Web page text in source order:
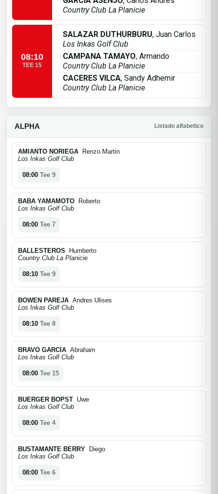
Country Club La Planicie
08:10
TEE 15
SALAZAR DUTHURBURU, Juan Carlos
Los Inkas Golf Club
CAMPANA TAMAYO, Armando
Country Club La Planicie
CACERES VILCA, Sandy Adhemir
Country Club La Planicie
ALPHA Listado alfabetico
AMIANTO NORIEGA Renzo Martin
Los Inkas Golf Club
08:00 Tee 9
BABA YAMAMOTO Roberto
Los Inkas Golf Club
08:00 Tee 7
BALLESTEROS Humberto
Country Club La Planicie
08:10 Tee 9
BOWEN PAREJA Andres Ulises
Los Inkas Golf Club
08:10 Tee 8
BRAVO GARCIA Abraham
Los Inkas Golf Club
08:00 Tee 15
BUERGER BOPST Uwe
Los Inkas Golf Club
08:00 Tee 4
BUSTAMANTE BERRY Diego
Los Inkas Golf Club
08:00 Tee 6